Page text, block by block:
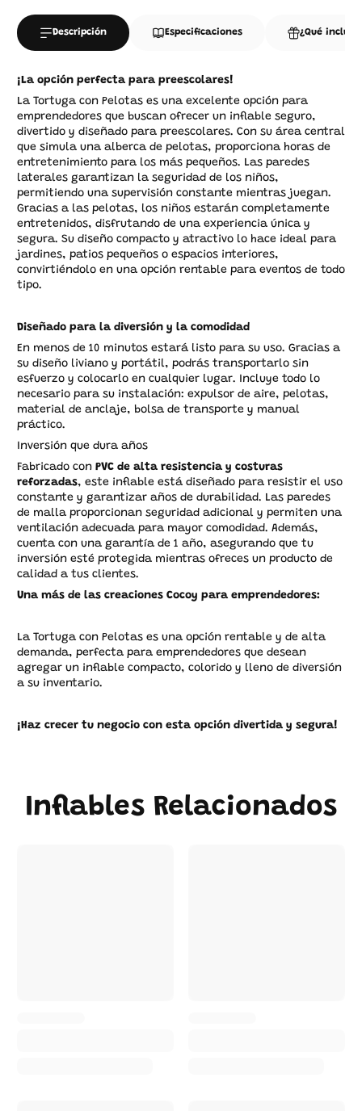
Descripción Especificaciones ¿Qué
¡La opción perfecta para preescolares!
La Tortuga con Pelotas es una excelente opción para
emprendedores que buscan ofrecer un inflable seguro,
divertido y diseñado para preescolares. Con su área central
que simula una alberca de pelotas, proporciona horas de
entretenimiento para los más pequeños. Las paredes
laterales garantizan la seguridad de los niños,
permitiendo una supervisión constante mientras juegan.
Gracias a las pelotas, los niños estarán completamente
entretenidos, disfrutando de una experiencia única y
segura. Su diseño compacto y atractivo lo hace ideal para
jardines, patios pequeños o espacios interiores,
convirtiéndolo en una opción rentable para eventos de todo
tipo.
Diseñado para la diversión y la comodidad
En menos de 10 minutos estará listo para su uso. Gracias a
su diseño liviano y portátil, podrás transportarlo sin
esfuerzo y colocarlo en cualquier lugar. Incluye todo lo
necesario para su instalación: expulsor de aire, pelotas,
material de anclaje, bolsa de transporte y manual
práctico.
Inversión que dura años
Fabricado con PVC de alta resistencia y costuras
reforzadas, este inflable está diseñado para resistir el uso
constante y garantizar años de durabilidad. Las paredes
de malla proporcionan seguridad adicional y permiten una
ventilación adecuada para mayor comodidad. Además,
cuenta con una garantía de 1 año, asegurando que tu
inversión esté protegida mientras ofreces un producto de
calidad a tus clientes.
Una más de las creaciones Cocoy para emprendedores:
La Tortuga con Pelotas es una opción rentable y de alta
demanda, perfecta para emprendedores que desean
agregar un inflable compacto, colorido y lleno de diversión
a su inventario.
¡Haz crecer tu negocio con esta opción divertida y segura!
Inflables Relacionados